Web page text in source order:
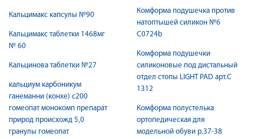
Кальцимакс капсулы №90
Кальцимакс таблетки 1468мг
№ 60
Кальцинова таблетки №27
кальциум карбоникум
ганеманни (конхе) с200
гомеопат монокомп препарат
природ происхожд 5,0
гранулы гомеопат
Комформа подушечка против
натоптышей силикон №6
C0724b
Комформа подушечки
силиконовые под дистальный
отдел стопы LIGHT PAD арт.С
1312
Комформа полустелька
ортопедическая для
модельной обуви р.37-38